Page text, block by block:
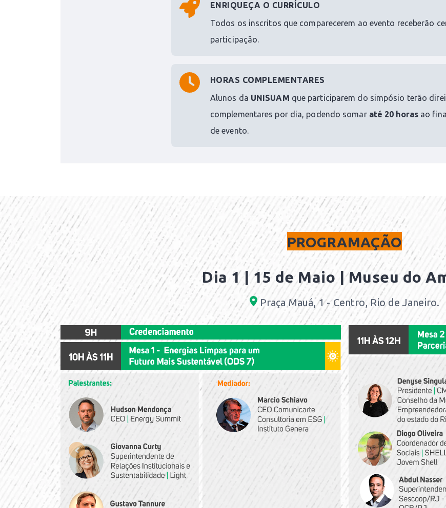
ENRIQUEÇA O CURRÍCULO
Todos os inscritos que comparecerem ao evento receberão
participação.
HORAS COMPLEMENTARES
Alunos da UNISUAM que participarem do simpósio terão
complementares por dia, podendo somar até 20 horasao
de evento.
PROGRAMAÇÃO
Dia 1 | 15 de Maio | Museu do
Praça Mauá, 1 - Centro, Rio de Janeiro.